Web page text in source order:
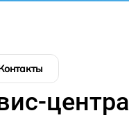
центра